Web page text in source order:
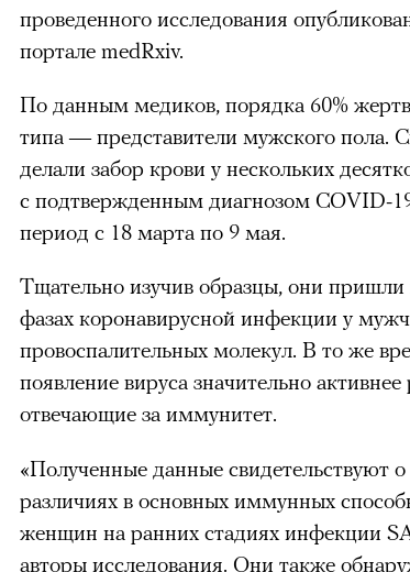
проведенного исследования
портале medRxiv.
По данным медиков, порядка 60%
типа — представители мужского пола.
делали забор крови у нескольких
с подтвержденным диагнозом COVID-
период с 18 марта по 9 мая.
Тщательно изучив образцы, они пришли
фазах коронавирусной инфекции у
провоспалительных молекул. В то же
появление вируса значительно
отвечающие за иммунитет.
«Полученные данные свидетельствуют
различиях в основных иммунных
женщин на ранних стадиях инфекции
авторы исследования. Они также